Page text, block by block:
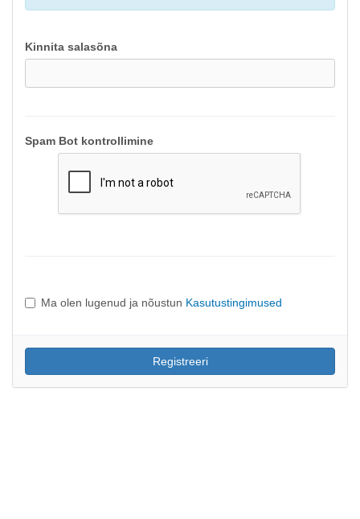
Kinnita salasõna
Spam Bot kontrollimine
Ma olen lugenud ja nõustun Kasutustingimused